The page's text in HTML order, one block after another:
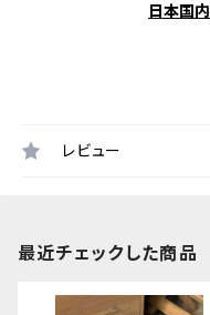
日本国
レビュー
最近チェックした商品